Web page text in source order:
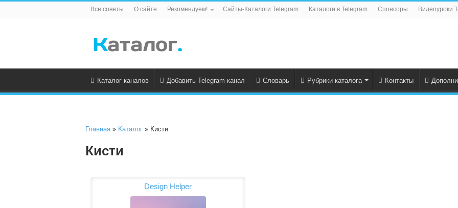
Все советы О сайте Рекомендуем! Сайты-Каталоги Telegram Каталоги в Telegram Спонсоры Видеоуроки
Каталог каналов Добавить Telegram-канал Словарь Рубрики каталога Контакты
Главная » Каталог » Кисти
Кисти
Design Helper